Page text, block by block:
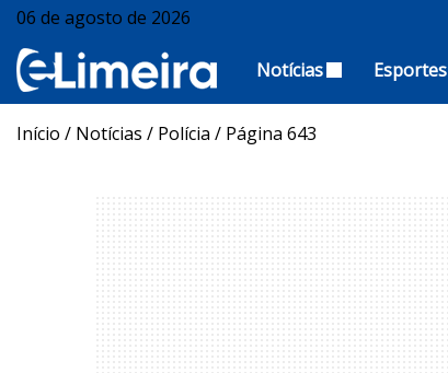
06 de agosto de 2026
Notícias Esportes
Início / Notícias / Polícia / Página 643